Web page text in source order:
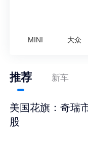
MINI 大众
推荐 新车
美国花旗：奇瑞
股